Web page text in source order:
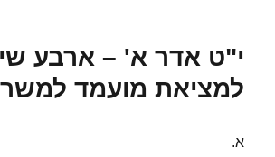
י"ט אדר א' – ארבע
למציאת מועמד
א.